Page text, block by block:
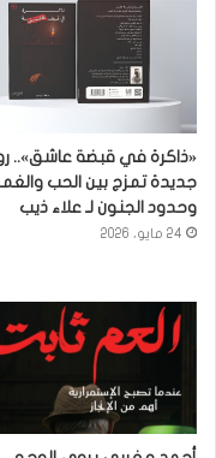
«ذاكرة في قبضة عاشق»..
جديدة تمزج بين الحب
وحدود الجنون لـ علاء ذيب
24 مايو، 2026